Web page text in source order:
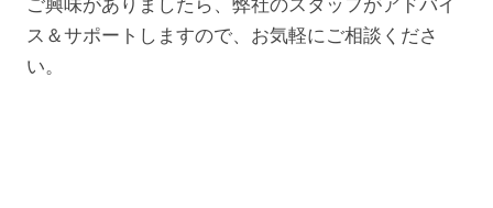
ス＆サポートしますので、お気軽にご相談くださ
い。